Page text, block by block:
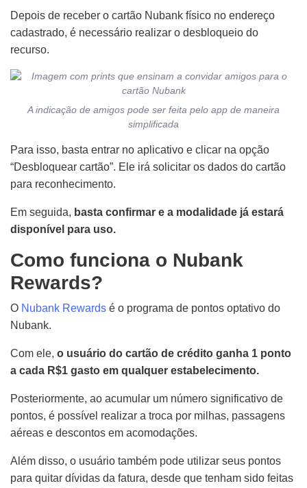
Depois de receber o cartão Nubank físico no endereço
cadastrado, é necessário realizar o desbloqueio do
recurso.
A indicação de amigos pode ser feita pelo app de maneira
simplificada
Para isso, basta entrar no aplicativo e clicar na opção
“Desbloquear cartão”. Ele irá solicitar os dados do cartão
para reconhecimento.
Em seguida, basta confirmar e a modalidade já estará
disponível para uso.
Como funciona o Nubank
Rewards?
O Nubank Rewards é o programa de pontos optativo do
Nubank.
Com ele, o usuário do cartão de crédito ganha 1 ponto
a cada R$1 gasto em qualquer estabelecimento.
Posteriormente, ao acumular um número significativo de
pontos, é possível realizar a troca por milhas, passagens
aéreas e descontos em acomodações.
Além disso, o usuário também pode utilizar seus pontos
para quitar dívidas da fatura, desde que tenham sido feitas